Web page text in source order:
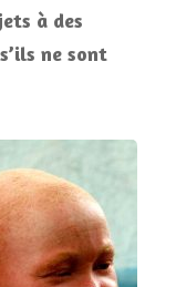
à des
ne sont